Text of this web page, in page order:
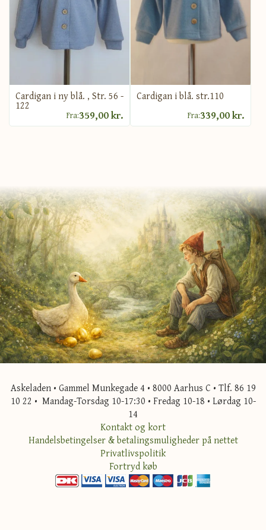
Cardigan i ny blå. , Str. 56 -
122
Fra:359,00 kr.
Cardigan i blå. str.110
Fra:339,00 kr.
Askeladen • Gammel Munkegade 4 • 8000 Aarhus C • Tlf. 86 19
10 22 • Mandag-Torsdag 10-17:30 • Fredag 10-18 • Lørdag 10-
14
Kontakt og kort
Handelsbetingelser & betalingsmuligheder på nettet
Privatlivspolitik
Fortryd køb